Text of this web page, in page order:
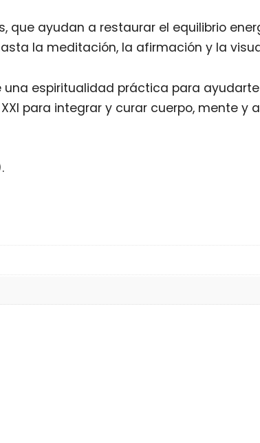
que ayudan a restaurar el equilibrio
la meditación, la afirmación y la
espiritualidad práctica para
para integrar y curar cuerpo, mente y